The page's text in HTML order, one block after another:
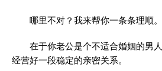
哪里不对？我来帮你一条条理顺。
在于你老公是个不适合婚姻的男
经营好一段稳定的亲密关系。